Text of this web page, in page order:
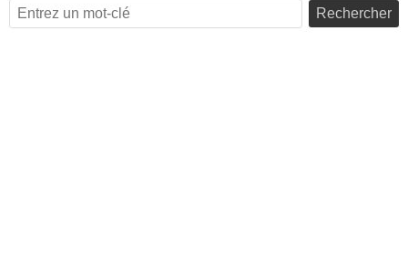
Rechercher